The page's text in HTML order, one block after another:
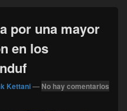
por una mayor
en los
Kettani— No hay comentarios